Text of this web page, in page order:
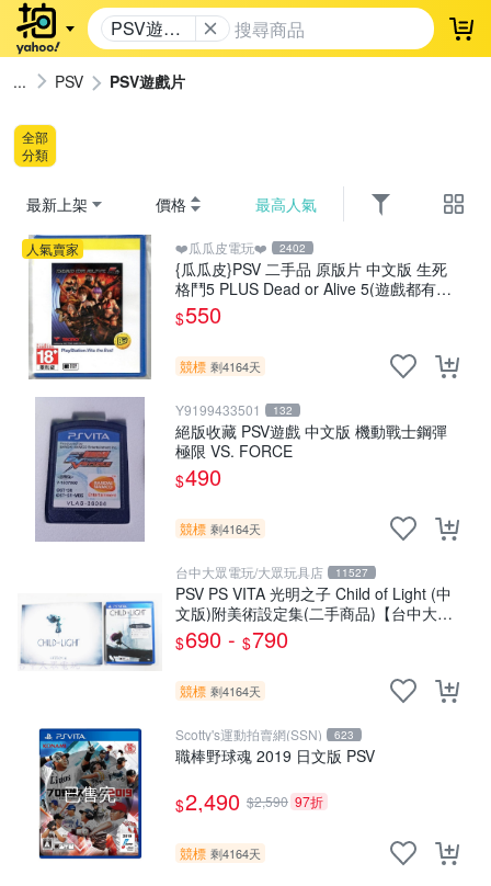
PSV遊戲
片
登
PSV PSV遊戲片
全部
分類
最新上架 價格 最高人氣
人氣賣家 ❤️瓜瓜皮電玩❤️ 2402
{瓜瓜皮}PSV 二手品 原版片 中文版 生死
格鬥5 PLUS Dead or Alive 5(遊戲都有回
收)
$550
競標 剩4164天
Y9199433501 132
絕版收藏 PSV遊戲 中文版 機動戰士鋼彈
極限 VS. FORCE
$490
競標 剩4164天
台中大眾電玩/大眾玩具店 11527
PSV PS VITA 光明之子 Child of Light (中
文版)附美術設定集(二手商品)【台中大眾
電玩】
$690 - $790
競標 剩4164天
已售完
Scotty's運動拍賣網(SSN) 623
職棒野球魂 2019 日文版 PSV
$2,490 $2,590 97折
競標 剩4164天